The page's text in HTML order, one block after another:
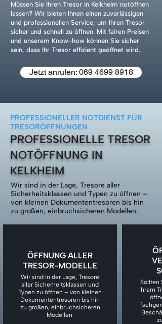
Müssen Sie Ihren Tresor in Kelkheim notöffnen
lassen? Wir bieten Ihnen einen zuverlässigen
und professionellen Service, um Ihren Tresor
sicher und schnell zu öffnen. Mit fairen Preisen
und unserem Know-how können Sie sicher
sein, dass Ihr Tresor effizient geöffnet wird.
Jetzt anrufen: 069 4699 8918
PROFESSIONELLER NOTDIENST FÜR
TRESORÖFFNUNGEN
PROFESSIONELLE TRESOR
NOTÖFFNUNG IN
KELKHEIM
Wir sind in der Lage, Tresore aller
Sicherheitsklassen und Typen zu öffnen –
von kleinen Dokumententresoren bis hin
zu großen, einbruchsicheren Modellen.
ÖFFNUNG ALLER
TRESOR-MODELLE
Wir sind in der Lage, Tresore
aller Sicherheitsklassen und
Typen zu öffnen – von kleinen
Dokumententresoren bis hin
zu großen, einbruchsicheren
Modellen.
Sollten
Ihrem